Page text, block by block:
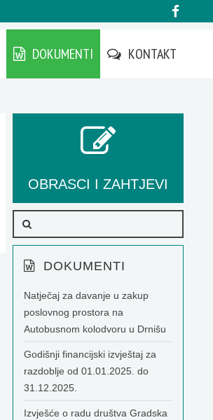
DOKUMENTI KONTAKT
OBRASCI I ZAHTJEVI
DOKUMENTI
Natječaj za davanje u zakup
poslovnog prostora na
Autobusnom kolodvoru u Drnišu
Godišnji financijski izvještaj za
razdoblje od 01.01.2025. do
31.12.2025.
Izvješće o radu društva Gradska